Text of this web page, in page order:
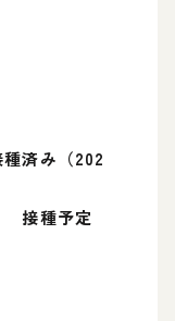
済み（202
種予定